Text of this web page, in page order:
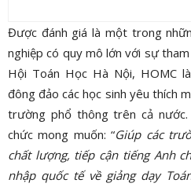
Được đánh giá là một trong
nghiệp có quy mô lớn với sự
Hội Toán Học Hà Nội, HOMC
đông đảo các học sinh yêu thích
trường phổ thông trên cả nước.
chức mong muốn: “Giúp các
chất lượng, tiếp cận tiếng Anh
nhập quốc tế về giảng dạy